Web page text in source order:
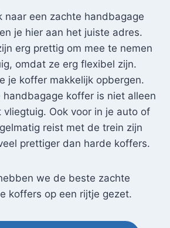
naar een zachte handbagage
je hier aan het juiste adres.
erg prettig om mee te nemen
omdat ze erg flexibel zijn.
je koffer makkelijk opbergen.
handbagage koffer is niet alleen
vliegtuig. Ook voor in je auto of
reist met de trein zijn
prettiger dan harde koffers.
we de beste zachte
koffers op een rijtje gezet.